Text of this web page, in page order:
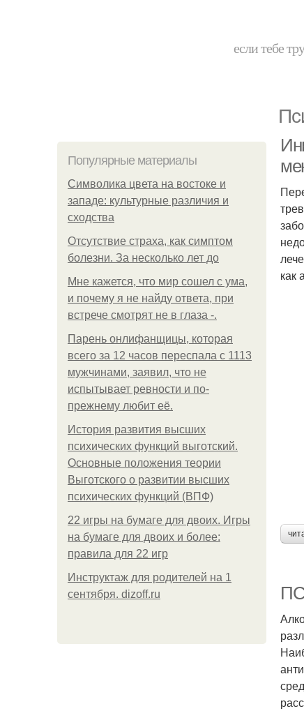
если тебе
Популярные материалы
Символика цвета на востоке и
западе: культурные различия и
сходства
Отсутствие страха, как симптом
болезни. За несколько лет до
Мне кажется, что мир сошел с ума,
и почему я не найду ответа, при
встрече смотрят не в глаза -.
Парень онлифанщицы, которая
всего за 12 часов переспала с 1113
мужчинами, заявил, что не
испытывает ревности и по-
прежнему любит её.
История развития высших
психических функций выготский.
Основные положения теории
Выготского о развитии высших
психических функций (ВПФ)
22 игры на бумаге для двоих. Игры
на бумаге для двоих и более:
правила для 22 игр
Инструктаж для родителей на 1
сентября. dizoff.ru
как